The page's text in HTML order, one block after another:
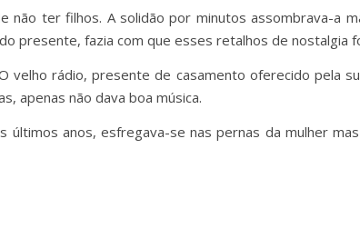
não ter filhos. A solidão por minutos assombrava-a
presente, fazia com que esses retalhos de nostalgia
velho rádio, presente de casamento oferecido pela
apenas não dava boa música.
últimos anos, esfregava-se nas pernas da mulher